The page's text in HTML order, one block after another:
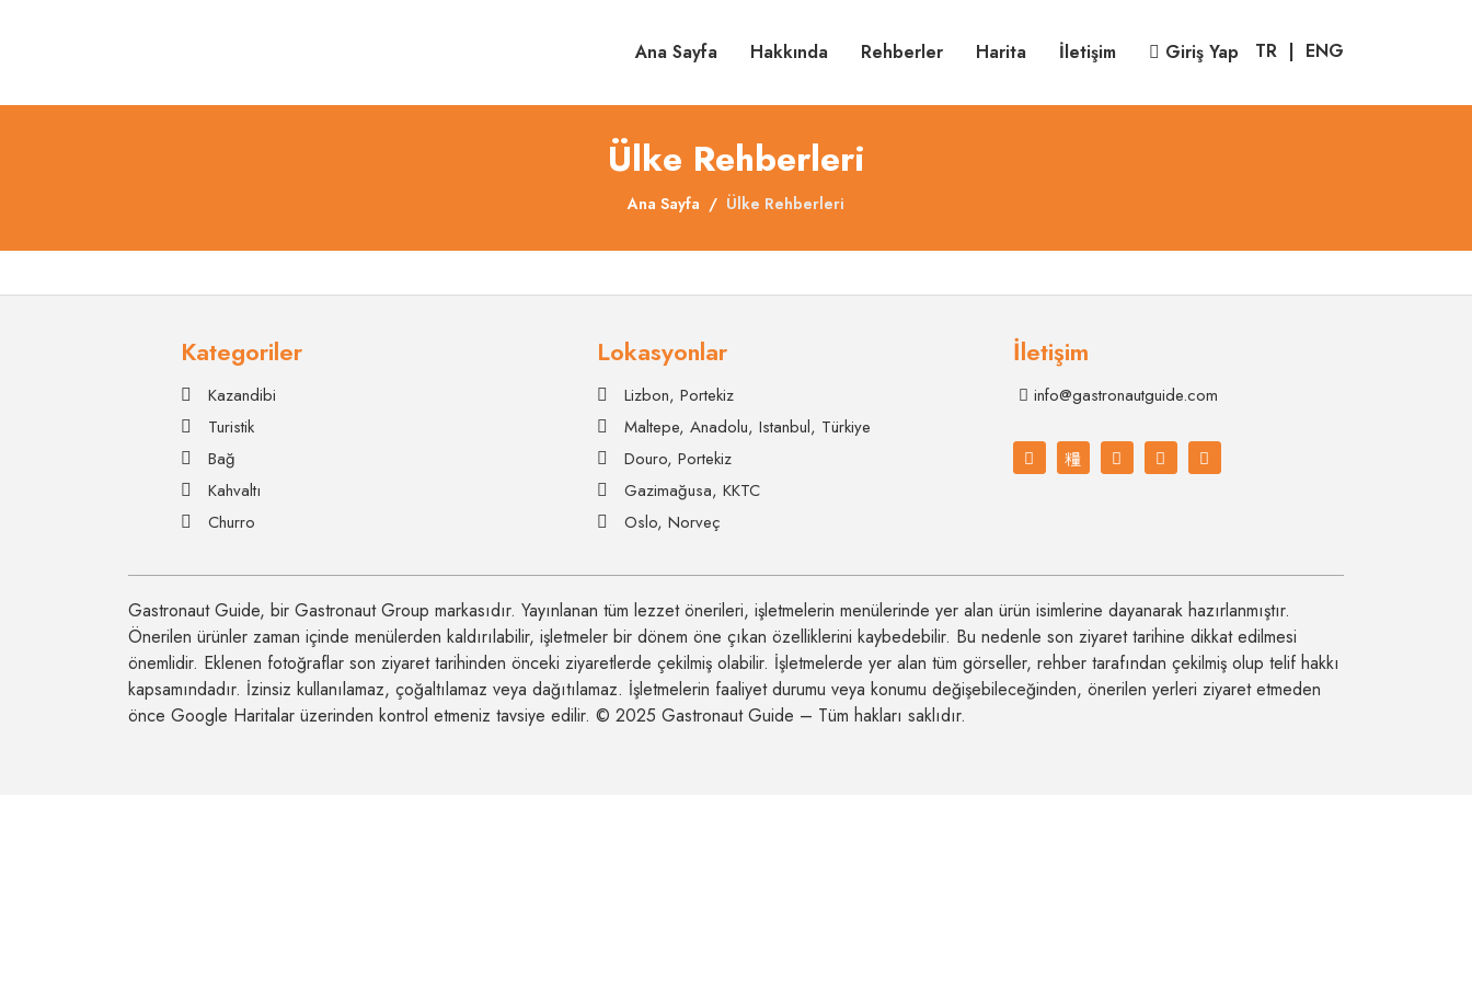
Ana Sayfa Hakkında Rehberler Harita İletişim Giriş Yap TR | ENG
Ülke Rehberleri
Ana Sayfa Ülke Rehberleri
Kategoriler
Kazandibi
Turistik
Bağ
Kahvaltı
Churro
Lokasyonlar
Lizbon, Portekiz
Maltepe, Anadolu, Istanbul, Türkiye
Douro, Portekiz
Gazimağusa, KKTC
Oslo, Norveç
İletişim
info@gastronautguide.com
Gastronaut Guide, bir Gastronaut Group markasıdır. Yayınlanan tüm lezzet önerileri, işletmelerin menülerinde yer alan ürün isimlerine dayanarak hazırlanmıştır.
Önerilen ürünler zaman içinde menülerden kaldırılabilir, işletmeler bir dönem öne çıkan özelliklerini kaybedebilir. Bu nedenle son ziyaret tarihine dikkat edilmesi
önemlidir. Eklenen fotoğraflar son ziyaret tarihinden önceki ziyaretlerde çekilmiş olabilir. İşletmelerde yer alan tüm görseller, rehber tarafından çekilmiş olup telif hakkı
kapsamındadır. İzinsiz kullanılamaz, çoğaltılamaz veya dağıtılamaz. İşletmelerin faaliyet durumu veya konumu değişebileceğinden, önerilen yerleri ziyaret etmeden
önce Google Haritalar üzerinden kontrol etmeniz tavsiye edilir. © 2025 Gastronaut Guide – Tüm hakları saklıdır.